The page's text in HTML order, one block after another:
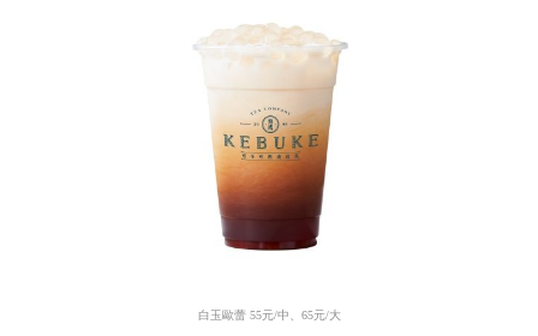
白玉歐蕾55元/中、 65元/大